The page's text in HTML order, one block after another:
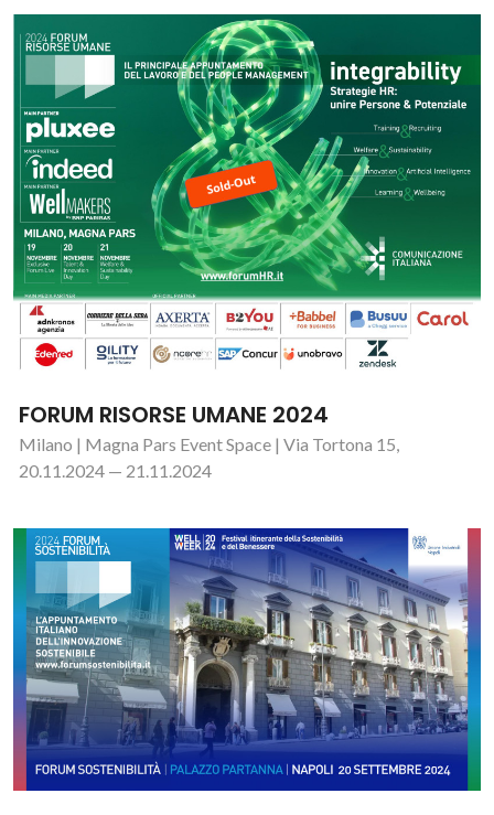
FORUM RISORSE UMANE 2024
Milano | Magna Pars Event Space | Via Tortona 15,
20.11.2024 — 21.11.2024